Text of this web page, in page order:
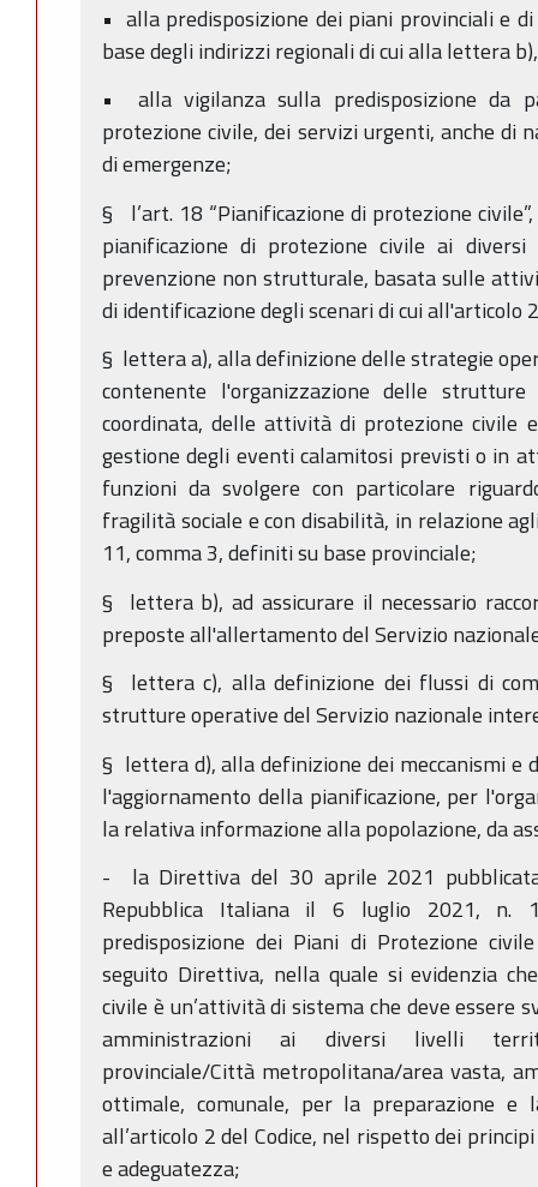
• alla predisposizione dei piani provinciali e
base degli indirizzi regionali di cui alla lettera
• alla vigilanza sulla predisposizione da
protezione civile, dei servizi urgenti, anche di
di emergenze;
§ l’art. 18 “Pianificazione di protezione
pianificazione di protezione civile ai
prevenzione non strutturale, basata sulle
di identificazione degli scenari di cui all'articolo
§ lettera a), alla definizione delle strategie
contenente l'organizzazione delle
coordinata, delle attività di protezione civile
gestione degli eventi calamitosi previsti o in
funzioni da svolgere con particolare
fragilità sociale e con disabilità, in relazione
11, comma 3, definiti su base provinciale;
§ lettera b), ad assicurare il necessario
preposte all'allertamento del Servizio
§ lettera c), alla definizione dei flussi di
strutture operative del Servizio nazionale
§ lettera d), alla definizione dei meccanismi e
l'aggiornamento della pianificazione, per
la relativa informazione alla popolazione, da
- la Direttiva del 30 aprile 2021
Repubblica Italiana il 6 luglio 2021, n.
predisposizione dei Piani di Protezione
seguito Direttiva, nella quale si evidenzia
civile è un’attività di sistema che deve essere
amministrazioni ai diversi livelli
provinciale/Città metropolitana/area vasta,
ottimale, comunale, per la preparazione
all’articolo 2 del Codice, nel rispetto dei
e adeguatezza;